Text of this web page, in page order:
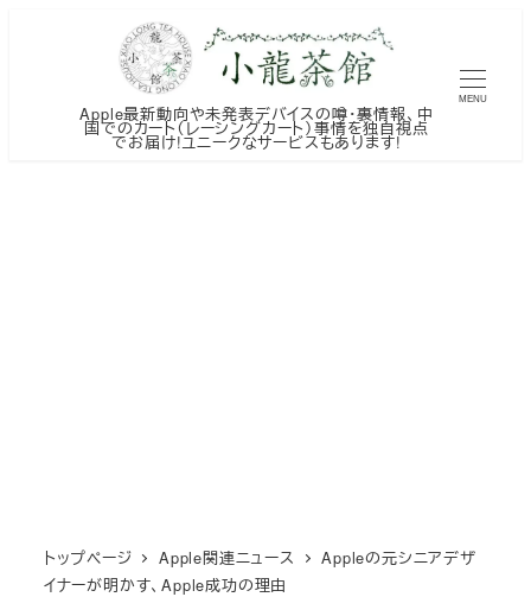
Apple最新動向や未発表デバイスの噂・裏情報、中
国でのカート（レーシングカート）事情を独自視点
でお届け!ユニークなサービスもあります!
MENU
トップページ Apple関連ニュース
Appleの元シニアデザ
イナーが明かす、Apple成功の理由